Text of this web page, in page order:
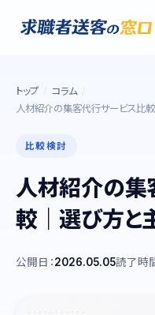
トップ
コラム
人材紹介の集客代行サービス比
比較検討
人材紹介の集
較｜選び方と
公開日：2026.05.05読了時